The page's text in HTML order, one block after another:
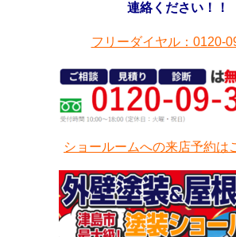
連絡ください！！
フリーダイヤル：0120-
ショールームへの来店予約は